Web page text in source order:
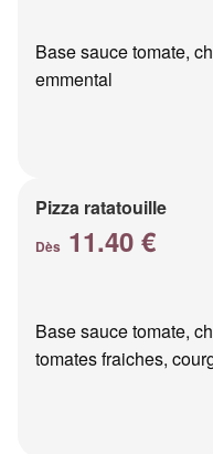
Base sauce tomate,
emmental
Pizza ratatouille
Dès 11.40 €
Base sauce tomate,
tomates fraiches,